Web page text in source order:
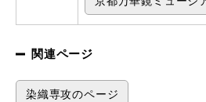
関連ページ
染織専攻のページ